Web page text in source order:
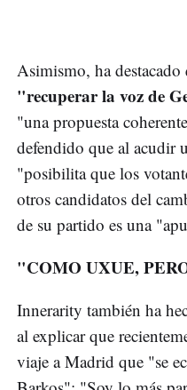
Asimismo, ha
"recuperar la voz de
"una propuesta
defendido que al acudir
"posibilita que los
otros candidatos del
de su partido es una
"COMO UXUE,
Innerarity también ha
al explicar que
viaje a Madrid que "se